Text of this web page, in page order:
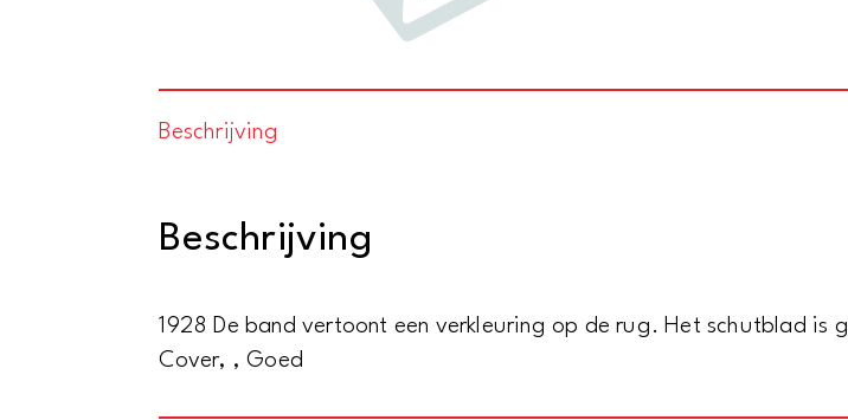
Beschrijving
Beschrijving
1928 De band vertoont een verkleuring op de rug. Het schutblad
Cover, , Goed